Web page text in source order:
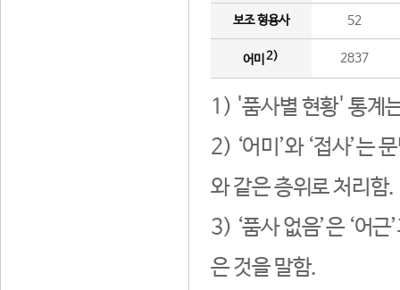
보조 형용사 52
어미 2) 2837
1) '품사별 현황' 통계
2) ‘어미’와 ‘접사’는
와 같은 층위로 처리함.
3) ‘품사 없음’은 ‘어
은 것을 말함.